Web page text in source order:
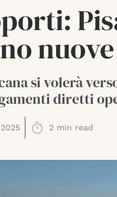
si volerà
diretti
2 min read